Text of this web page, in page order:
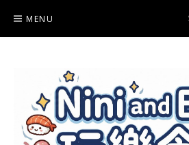
content
MENU